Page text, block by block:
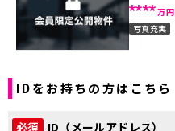
****万円
写真充実
IDをお持ちの方はこちら
必須 ID（メールアドレス）